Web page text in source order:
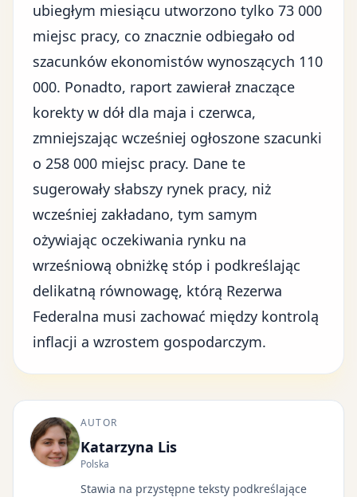
ubiegłym miesiącu utworzono tylko 73 000
miejsc pracy, co znacznie odbiegało od
szacunków ekonomistów wynoszących 110
000. Ponadto, raport zawierał znaczące
korekty w dół dla maja i czerwca,
zmniejszając wcześniej ogłoszone szacunki
o 258 000 miejsc pracy. Dane te
sugerowały słabszy rynek pracy, niż
wcześniej zakładano, tym samym
ożywiając oczekiwania rynku na
wrześniową obniżkę stóp i podkreślając
delikatną równowagę, którą Rezerwa
Federalna musi zachować między kontrolą
inflacji a wzrostem gospodarczym.
AUTOR
Katarzyna Lis
Polska
Stawia na przystępne teksty podkreślające